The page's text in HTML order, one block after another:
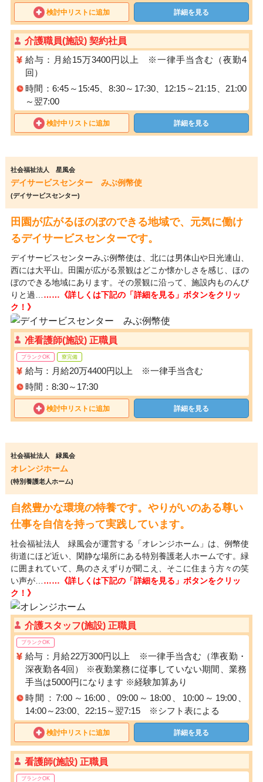
検討中リストに追加 詳細を見る
介護職員(施設) 契約社員
給与：月給15万3400円以上 ※一律手当含む（夜勤4
回）
時間：6:45～15:45、8:30～17:30、12:15～21:15、21:00
～翌7:00
検討中リストに追加 詳細を見る
社会福祉法人 星風会
デイサービスセンター みぶ例幣使
(デイサービスセンター)
田園が広がるほのぼのできる地域で、元気に働け
るデイサービスセンターです。
デイサービスセンターみぶ例幣使は、北には男体山や日光連山、
西には大平山。田園が広がる景観はどこか懐かしさを感じ、ほの
ぼのできる地域にあります。その景観に沿って、施設内ものんび
りと過… ……《詳しくは下記の「詳細を見る」ボタンをクリッ
ク！》
准看護師(施設) 正職員
ブランクOK 寮完備
給与：月給20万4400円以上 ※一律手当含む
時間：8:30～17:30
検討中リストに追加 詳細を見る
社会福祉法人 緑風会
オレンジホーム
(特別養護老人ホーム)
自然豊かな環境の特養です。やりがいのある尊い
仕事を自信を持って実践しています。
社会福祉法人 緑風会が運営する「オレンジホーム」は、例幣使
街道にほど近い、閑静な場所にある特別養護老人ホームです。緑
に囲まれていて、鳥のさえずりが聞こえ、そこに住まう方々の笑
い声が… ……《詳しくは下記の「詳細を見る」ボタンをクリッ
ク！》
介護スタッフ(施設) 正職員
ブランクOK
給与：月給22万300円以上 ※一律手当含む（準夜勤・
深夜勤各4回） ※夜勤業務に従事していない期間、業務
手当は5000円になります ※経験加算あり
時間：7:00～16:00、09:00～18:00、10:00～19:00、
14:00～23:00、22:15～翌7:15 ※シフト表による
検討中リストに追加 詳細を見る
看護師(施設) 正職員
ブランクOK